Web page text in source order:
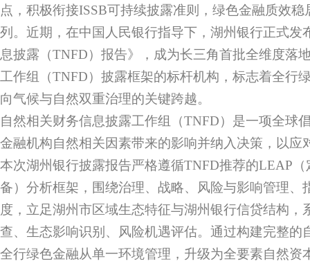
点，积极衔接ISSB可持续披露准则，绿色金融质效
列。近期，在中国人民银行指导下，湖州银行正式发
息披露（TNFD）报告》，成为长三角首批全维度落
工作组（TNFD）披露框架的标杆机构，标志着全行
向气候与自然双重治理的关键跨越。
自然相关财务信息披露工作组（TNFD）是一项全球
金融机构自然相关因素带来的影响并纳入决策，以应
本次湖州银行披露报告严格遵循TNFD推荐的LEAP
备）分析框架，围绕治理、战略、风险与影响管理、
度，立足湖州市区域生态特征与湖州银行信贷结构，
查、生态影响识别、风险机遇评估。通过构建完整的
全行绿色金融从单一环境管理，升级为全要素自然资